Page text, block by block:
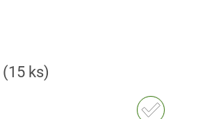
(15 ks)